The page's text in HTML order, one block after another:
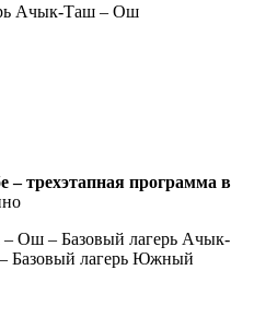
Ачык-Таш – Ош
– трехэтапная программа в
Ош – Базовый лагерь Ачык-
Базовый лагерь Южный